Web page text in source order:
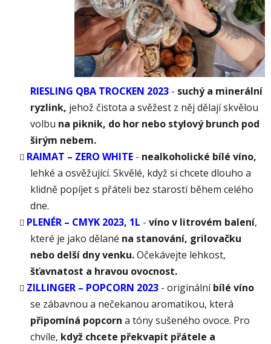
RIESLING QBA TROCKEN 2023 - suchý a minerální
ryzlink, jehož čistota a svěžest z něj dělají skvělou
volbu na piknik, do hor nebo stylový brunch pod
širým nebem.
RAIMAT – ZERO WHITE - nealkoholické bílé víno,
lehké a osvěžující. Skvělé, když si chcete dlouho a
klidně popíjet s přáteli bez starostí během celého
dne.
PLENÉR – CMYK 2023, 1L - víno v litrovém balení,
které je jako dělané na stanování, grilovačku
nebo delší dny venku.Očekávejte lehkost,
šťavnatost a hravou ovocnost.
ZILLINGER – POPCORN 2023 - originálníbílé víno
se zábavnou a nečekanou aromatikou, která
připomíná popcorn a tóny sušeného ovoce. Pro
chvíle, když chcete překvapit přátele a